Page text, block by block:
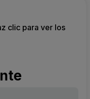
clic para ver los